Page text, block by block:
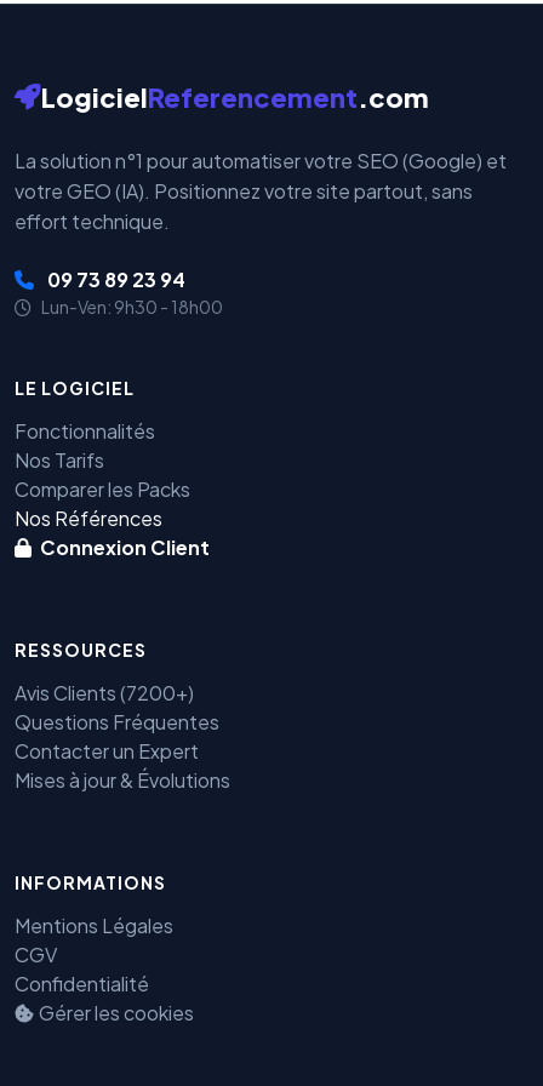
LogicielReferencement.com
La solution n°1 pour automatiser votre SEO (Google) et
votre GEO (IA). Positionnez votre site partout, sans
effort technique.
09 73 89 23 94
Lun-Ven: 9h30 - 18h00
LE LOGICIEL
Fonctionnalités
Nos Tarifs
Comparer les Packs
Nos Références
Connexion Client
RESSOURCES
Avis Clients (7200+)
Questions Fréquentes
Contacter un Expert
Mises à jour & Évolutions
INFORMATIONS
Mentions Légales
CGV
Confidentialité
Gérer les cookies